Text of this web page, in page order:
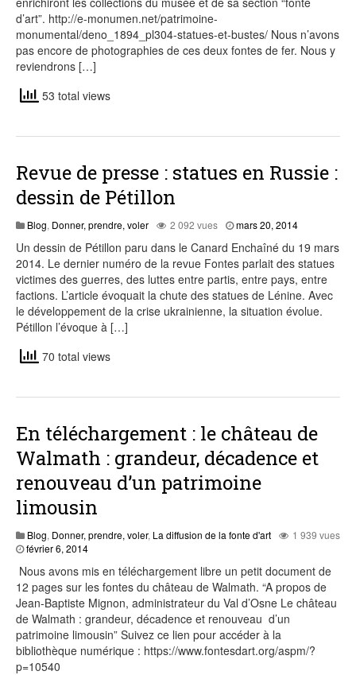
d’art”. http://e-monumen.net/patrimoine-
monumental/deno_1894_pl304-statues-et-bustes/ Nous n’avons
pas encore de photographies de ces deux fontes de fer. Nous y
reviendrons […]
53 total views
Revue de presse : statues en Russie :
dessin de Pétillon
Blog, Donner, prendre, voler 2 092 vues mars 20, 2014août
2015
Un dessin de Pétillon paru dans le Canard Enchaîné du 19 mars
2014. Le dernier numéro de la revue Fontes parlait des statues
victimes des guerres, des luttes entre partis, entre pays, entre
factions. L’article évoquait la chute des statues de Lénine. Avec
le développement de la crise ukrainienne, la situation évolue.
Pétillon l’évoque à […]
70 total views
En téléchargement : le château de
Walmath : grandeur, décadence et
renouveau d’un patrimoine
limousin
Blog, Donner, prendre, voler, La diffusion de la fonte d'art
1 939 vues
février 6, 2014décembre
2022
Nous avons mis en téléchargement libre un petit document de
12 pages sur les fontes du château de Walmath. “A propos de
Jean-Baptiste Mignon, administrateur du Val d’Osne Le château
de Walmath : grandeur, décadence et renouveau d’un
patrimoine limousin” Suivez ce lien pour accéder à la
bibliothèque numérique : https://www.fontesdart.org/aspm/?
p=10540